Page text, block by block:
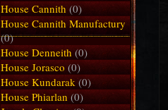
House Cannith(0)
House Cannith Manufactury
(0)
House Denneith(0)
House Jorasco(0)
House Kundarak(0)
House Phiarlan(0)